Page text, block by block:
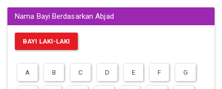
Nama Bayi Berdasarkan Abjad
BAYI LAKI-LAKI
A B C D E F G